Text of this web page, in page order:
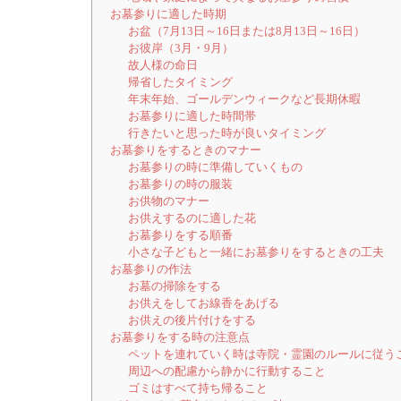
お墓参りに適した時期
お盆（7月13日～16日または8月13日～16日）
お彼岸（3月・9月）
故人様の命日
帰省したタイミング
年末年始、ゴールデンウィークなど長期休暇
お墓参りに適した時間帯
行きたいと思った時が良いタイミング
お墓参りをするときのマナー
お墓参りの時に準備していくもの
お墓参りの時の服装
お供物のマナー
お供えするのに適した花
お墓参りをする順番
小さな子どもと一緒にお墓参りをするときの工夫
お墓参りの作法
お墓の掃除をする
お供えをしてお線香をあげる
お供えの後片付けをする
お墓参りをする時の注意点
ペットを連れていく時は寺院・霊園のルールに従う
周辺への配慮から静かに行動すること
ゴミはすべて持ち帰ること